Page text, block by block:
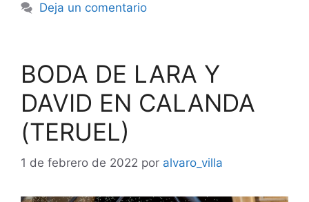
Deja un comentario
BODA DE LARA Y
DAVID EN CALANDA
(TERUEL)
1 de febrero de 2022 por alvaro_villa